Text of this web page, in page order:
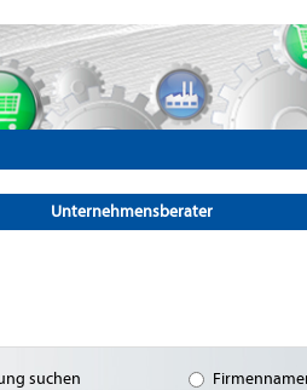
Unternehmensberater
suchen